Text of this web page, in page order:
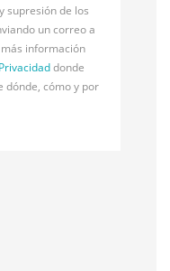
supresión de los
un correo a
información
donde
dónde, cómo y por